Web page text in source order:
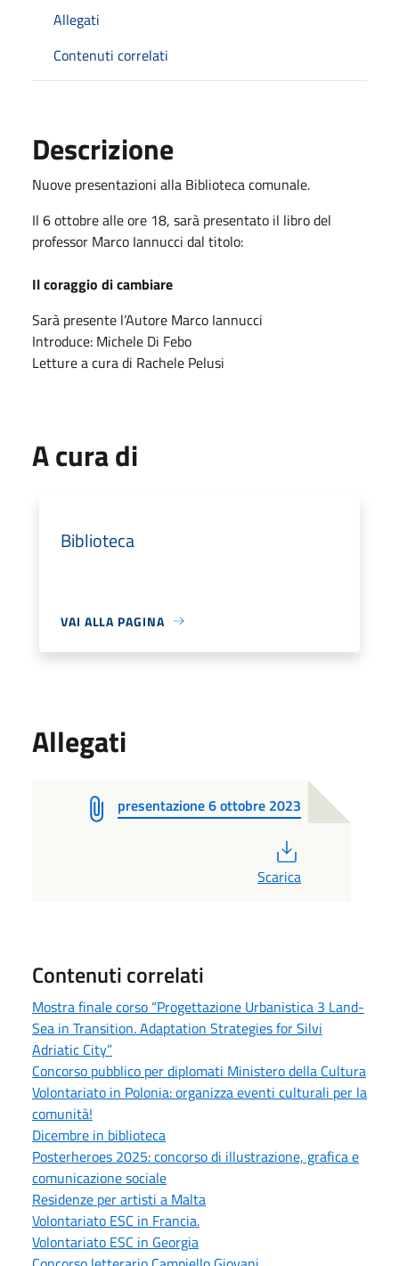
Allegati
Contenuti correlati
Descrizione
Nuove presentazioni alla Biblioteca comunale.
Il 6 ottobre alle ore 18, sarà presentato il libro del
professor Marco Iannucci dal titolo:
Il coraggio di cambiare
Sarà presente l’Autore Marco Iannucci
Introduce: Michele Di Febo
Letture a cura di Rachele Pelusi
A cura di
Biblioteca
VAI ALLA PAGINA
Allegati
presentazione 6 ottobre 2023
Scarica
Contenuti correlati
Mostra finale corso “Progettazione Urbanistica 3 Land-
Sea in Transition. Adaptation Strategies for Silvi
Adriatic City”
Concorso pubblico per diplomati Ministero della Cultura
Volontariato in Polonia: organizza eventi culturali per la
comunità!
Dicembre in biblioteca
Posterheroes 2025: concorso di illustrazione, grafica e
comunicazione sociale
Residenze per artisti a Malta
Volontariato ESC in Francia.
Volontariato ESC in Georgia